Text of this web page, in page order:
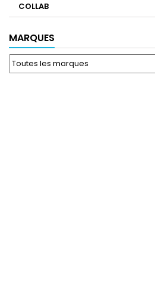
COLLAB
MARQUES